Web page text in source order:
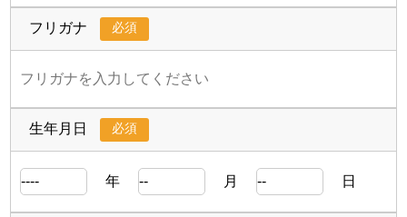
フリガナ 必須
生年月日 必須
年 月 日